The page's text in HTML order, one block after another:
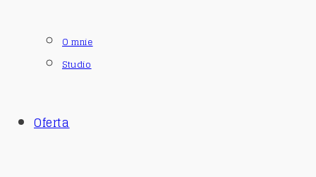
O mnie
Studio
Oferta